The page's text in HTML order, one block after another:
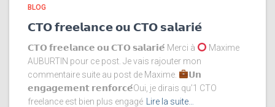
BLOG
𝗖𝗧𝗢 𝗳𝗿𝗲𝗲𝗹𝗮𝗻𝗰𝗲 𝗼𝘂 𝗖𝗧𝗢 𝘀𝗮𝗹𝗮𝗿𝗶𝗲́
𝗖𝗧𝗢 𝗳𝗿𝗲𝗲𝗹𝗮𝗻𝗰𝗲 𝗼𝘂 𝗖𝗧𝗢 𝘀𝗮𝗹𝗮𝗿𝗶𝗲́ Merci à
Maxime
AUBURTIN pour ce post. Je vais rajouter mon
commentaire suite au post de Maxime.
𝗨𝗻
𝗲𝗻𝗴𝗮𝗴𝗲𝗺𝗲𝗻𝘁 𝗿𝗲𝗻𝗳𝗼𝗿𝗰𝗲́Oui, je dirais qu’1 CTO
freelance est bien plus engagé
Lire la suite…